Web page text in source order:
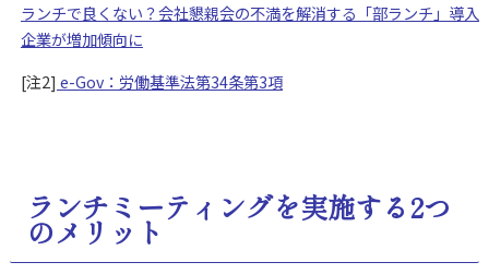
ランチで良くない？会社懇親会の不満を解消する「部ランチ」導入
企業が増加傾向に
[注2] e-Gov：労働基準法第34条第3項
ランチミーティングを実施する2つ
のメリット